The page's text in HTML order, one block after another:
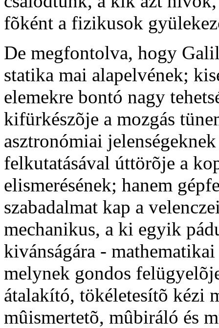
fõként a fizikusok
De megfontolva, hogy
statika mai alapelvének;
elemekre bontó nagy
kifürkészõje a mozgás
asztronómiai
felkutatásával úttörõje a
elismerésének; hanem
szabadalmat kap a
mechanikus, a ki egyik
kivánságára -
melynek gondos
átalakító, tökéletesítõ kézi
mûismertetõ, mûbiráló és